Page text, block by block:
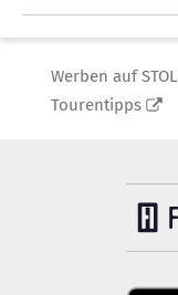
Werben auf STOL
Tourentipps